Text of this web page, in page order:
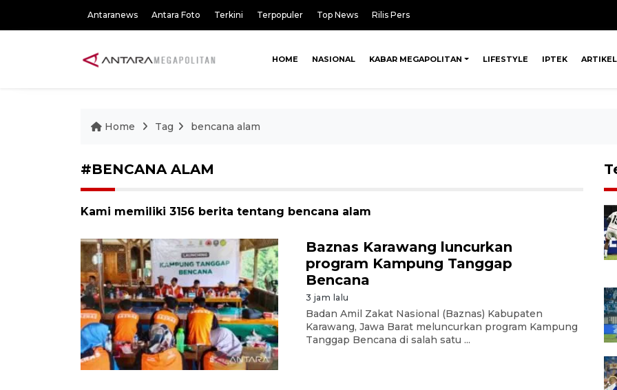
Antaranews Antara Foto Terkini Terpopuler Top News Rilis Pers
HOME NASIONAL KABAR MEGAPOLITAN LIFESTYLE IPTEK ARTIKEL
Home Tag bencana alam
#BENCANA ALAM
Kami memiliki 3156 berita tentang bencana alam
Baznas Karawang luncurkan
program Kampung Tanggap
Bencana
3 jam lalu
Badan Amil Zakat Nasional (Baznas) Kabupaten
Karawang, Jawa Barat meluncurkan program Kampung
Tanggap Bencana di salah satu ...